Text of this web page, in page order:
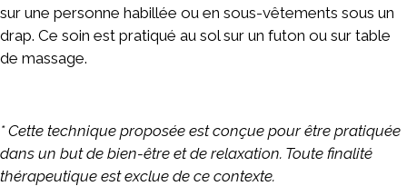
sur une personne habillée ou en sous-vêtements sous un
drap. Ce soin est pratiqué au sol sur un futon ou sur table
de massage.
* Cette technique proposée est conçue pour être pratiquée
dans un but de bien-être et de relaxation. Toute finalité
thérapeutique est exclue de ce contexte.